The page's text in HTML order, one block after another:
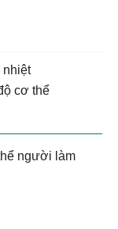
nhiệt
độ cơ thể
người làm